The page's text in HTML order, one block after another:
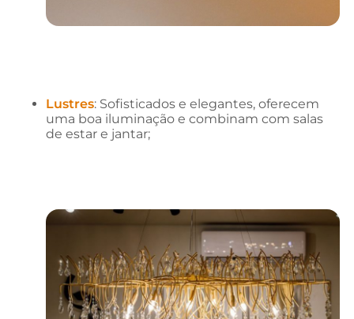
Lustres: Sofisticados e elegantes, oferecem
uma boa iluminação e combinam com salas
de estar e jantar;